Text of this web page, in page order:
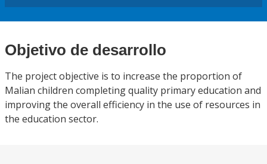
Objetivo de desarrollo
The project objective is to increase the proportion of
Malian children completing quality primary education and
improving the overall efficiency in the use of resources in
the education sector.